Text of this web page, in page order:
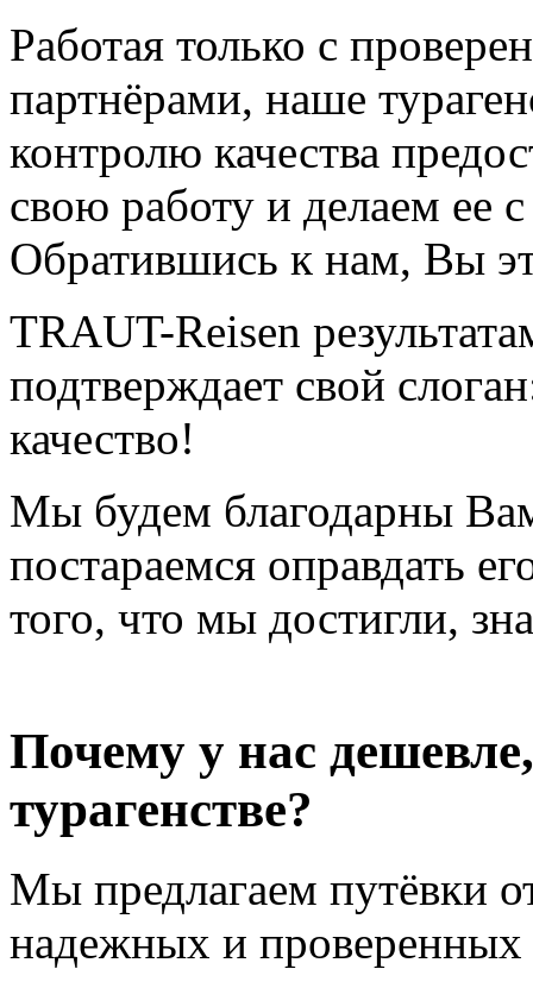
Работая только с
партнёрами, наше
контролю качества
свою работу и делаем ее
Обратившись к нам, Вы
TRAUT-Reisen
подтверждает свой
качество!
Мы будем благодарны
постараемся оправдать
того, что мы достигли,
Почему у нас
турагенстве?
Мы предлагаем путёвки
надежных и проверенных